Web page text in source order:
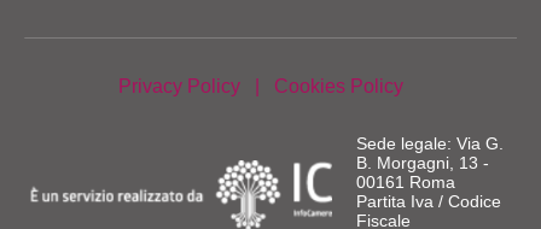
Privacy Policy Cookies Policy
Sede legale: Via G.
B. Morgagni, 13 -
00161 Roma
Partita Iva / Codice
Fiscale